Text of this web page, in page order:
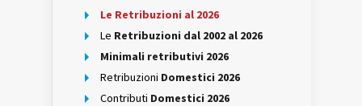
Le Retribuzioni al 2026
Le Retribuzioni dal 2002 al 2026
Minimali retributivi 2026
Retribuzioni Domestici 2026
Contributi Domestici 2026